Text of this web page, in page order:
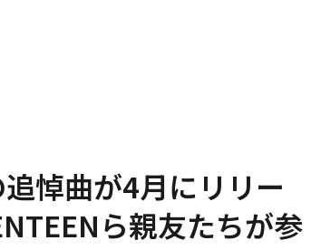
悼曲が4月にリリー
ら親友たちが参